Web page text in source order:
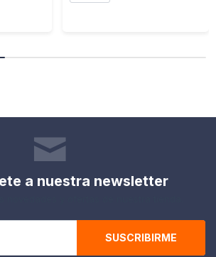
a nuestra newsletter
SUSCRIBIRME